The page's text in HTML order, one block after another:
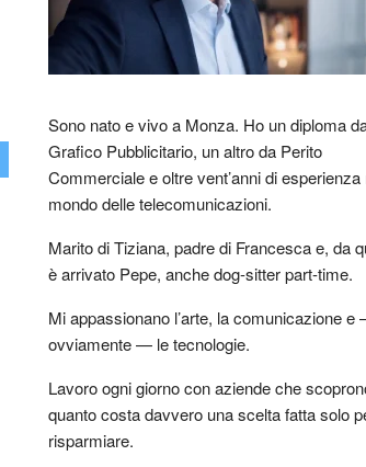
Sono nato e vivo a Monza. Ho un diploma
Grafico Pubblicitario, un altro da Perito
Commerciale e oltre vent’anni di esperienza
mondo delle telecomunicazioni.
Marito di Tiziana, padre di Francesca e, da
è arrivato Pepe, anche dog-sitter part-time.
Mi appassionano l’arte, la comunicazione
ovviamente — le tecnologie.
Lavoro ogni giorno con aziende che
quanto costa davvero una scelta fatta solo
risparmiare.